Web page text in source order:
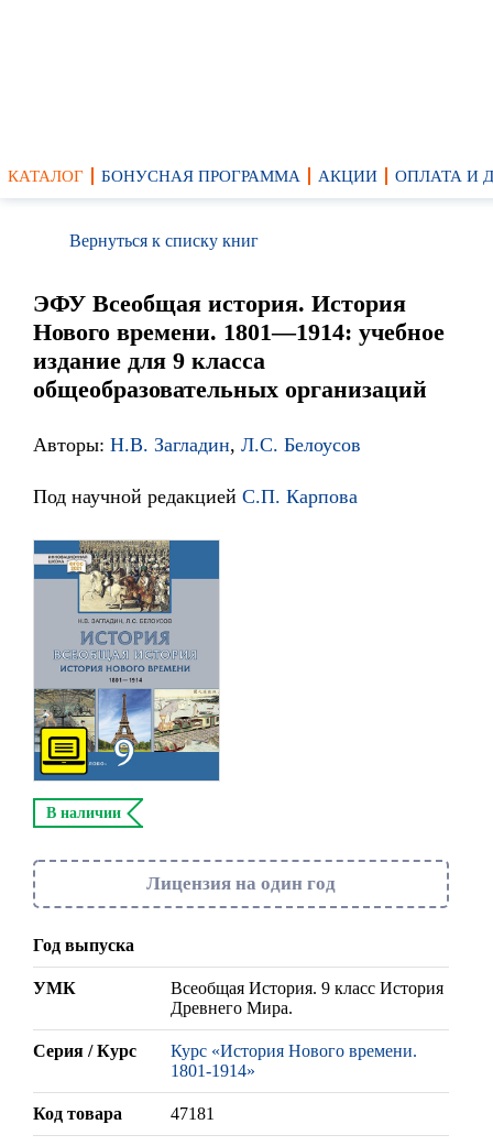
КАТАЛОГ БОНУСНАЯ ПРОГРАММА АКЦИИ ОПЛАТА И
Вернуться к списку книг
ЭФУ Всеобщая история. История
Нового времени. 1801—1914: учебное
издание для 9 класса
общеобразовательных организаций
Авторы: Н.В. Загладин, Л.С. Белоусов
Под научной редакцией С.П. Карпова
В наличии
Лицензия на один год
Год выпуска
УМК
Всеобщая История. 9 класс История
Древнего Мира.
Серия / Курс
Курс «История Нового времени.
1801-1914»
Код товара 47181